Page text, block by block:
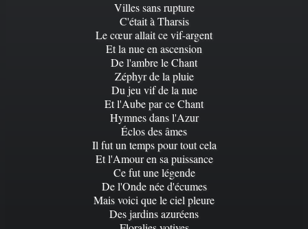
Villes sans rupture
C'était à Tharsis
Le cœur allait ce vif-argent
Et la nue en ascension
De l'ambre le Chant
Zéphyr de la pluie
Du jeu vif de la nue
Et l'Aube par ce Chant
Hymnes dans l'Azur
Éclos des âmes
Il fut un temps pour tout cela
Et l'Amour en sa puissance
Ce fut une légende
De l'Onde née d'écumes
Mais voici que le ciel pleure
Des jardins azuréens